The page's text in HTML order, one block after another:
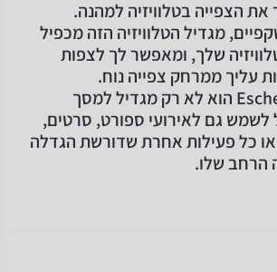
מגדיל הטלוויזיה הזה מכפיל
שלך, ומאפשר לך לצפות
עליך ממרחק צפייה נוח.
Eschenbach Max TV הוא לא רק מגדיל למסך
לשמש גם לאירועי ספורט, סרטים,
או כל פעילות אחרת שדורשת הגדלה
הרחב שלו.